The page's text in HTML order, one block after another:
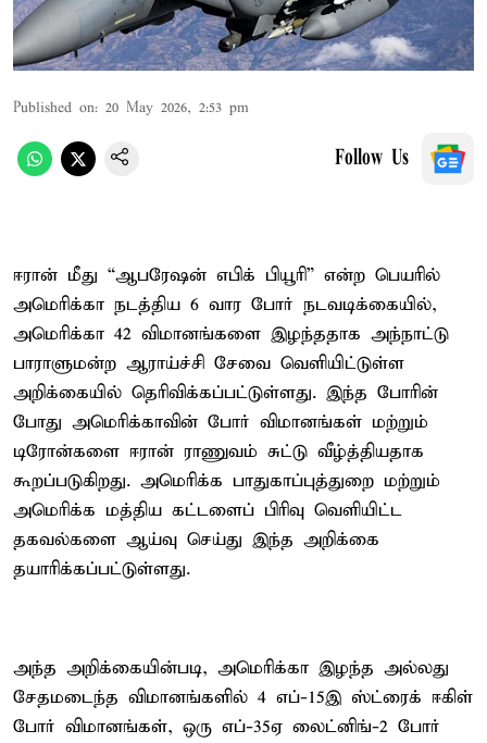
Published on: 20 May 2026, 2:53 pm
Follow Us
ஈரான் மீது “ஆபரேஷன் எபிக் பியூரி” என்ற பெயரில்
அமெரிக்கா நடத்திய 6 வார போர் நடவடிக்கையில்,
அமெரிக்கா 42 விமானங்களை இழந்ததாக அந்நாட்டு
பாராளுமன்ற ஆராய்ச்சி சேவை வெளியிட்டுள்ள
அறிக்கையில் தெரிவிக்கப்பட்டுள்ளது. இந்த போரின்
போது அமெரிக்காவின் போர் விமானங்கள் மற்றும்
டிரோன்களை ஈரான் ராணுவம் சுட்டு வீழ்த்தியதாக
கூறப்படுகிறது. அமெரிக்க பாதுகாப்புத்துறை மற்றும்
அமெரிக்க மத்திய கட்டளைப் பிரிவு வெளியிட்ட
தகவல்களை ஆய்வு செய்து இந்த அறிக்கை
தயாரிக்கப்பட்டுள்ளது.
அந்த அறிக்கையின்படி, அமெரிக்கா இழந்த அல்லது
சேதமடைந்த விமானங்களில் 4 எப்-15இ ஸ்ட்ரைக் ஈகிள்
போர் விமானங்கள், ஒரு எப்-35ஏ லைட்னிங்-2 போர்